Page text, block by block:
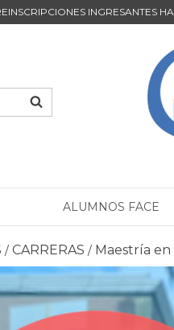
INGRESANTES
ALUMNOS FACE
/ CARRERAS / Maestría en